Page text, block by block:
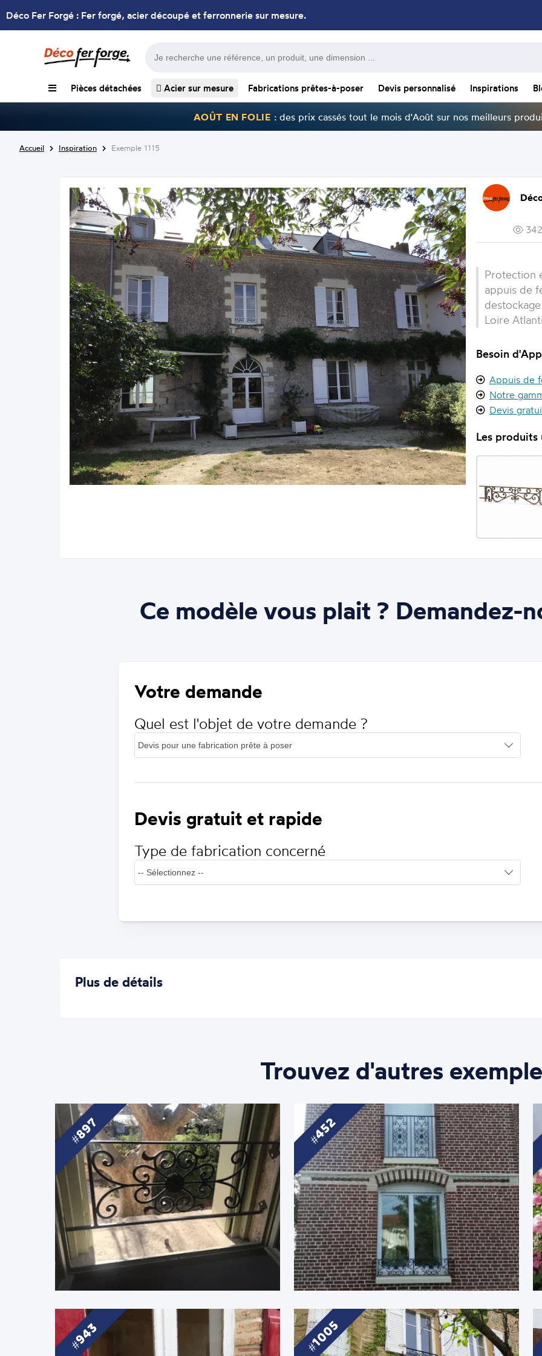
Déco Fer Forgé : Fer forgé, acier découpé et ferronnerie sur mesure.
Pièces détachées Acier sur mesure Fabrications prêtes-à-poser Devis personnalisé Inspirations
AOÛT EN FOLIE : des prix cassés tout le mois d'Août sur nos meilleurs
Accueil Inspiration Exemple 1115
342
Protection
appuis de
Loire
Besoin
Appuis de
Notre
Devis
Les produits
Ce modèle vous plait ? Demandez-
Votre demande
Quel est l'objet de votre demande ?
Devis gratuit et rapide
Type de fabrication concerné
Plus de détails
Trouvez d'autres
897 452
943 1005